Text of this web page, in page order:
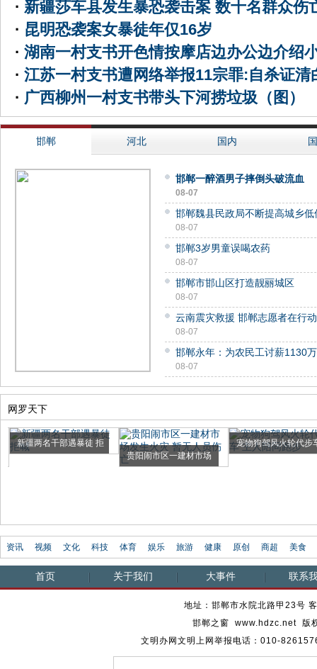
· 新疆莎车县发生暴恐袭击案 数十名群众伤
· 昆明恐袭案女暴徒年仅16岁
· 湖南一村支书开色情按摩店边办公边介绍
· 江苏一村支书遭网络举报11宗罪:自杀证清
· 广西柳州一村支书带头下河捞垃圾（图）
邯郸 河北 国内
邯郸一醉酒男子摔倒头破流血
08-07
邯郸魏县民政局不断提高城乡低
08-07
邯郸3岁男童误喝农药
08-07
邯郸市邯山区打造靓丽城区
08-07
云南震灾救援 邯郸志愿者在行
08-07
邯郸永年：为农民工讨薪1130
08-07
网罗天下
新疆两名干部遇暴徒 拒
贵阳闹市区一建材市场
宠物狗驾风火轮代步
资讯 视频 文化 科技 体育 娱乐 旅游 健康 原创 商超 美食
首页 关于我们 大事件 联系
地址：邯郸市水院北路甲23号
邯郸之窗 www.hdzc.net 版
文明办网文明上网举报电话：010-